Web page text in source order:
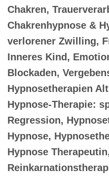
Chakren,
Chakrenhypnose &
verlorener Zwilling,
Inneres Kind,
Blockaden,
Hypnosetherapien
Hypnose-Therapie:
Regression,
Hypnose,
Hypnose